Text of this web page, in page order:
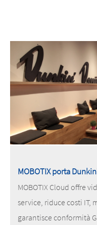
MOBOTIX porta
MOBOTIX Cloud offre
service, riduce costi IT,
garantisce conformità